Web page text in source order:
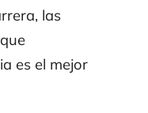
las
es el mejor